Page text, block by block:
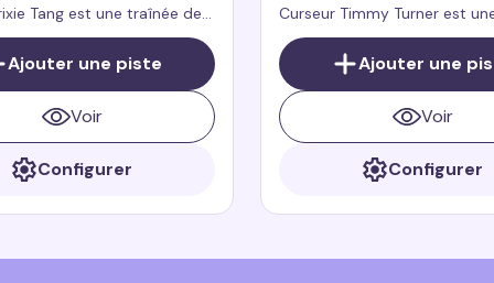
Tang est une traînée de
souris qui ajoute du style,
et une touche de
votre navigateur, inspirée
du dessin animé culte.
Ajouter une piste
Voir
Configurer
Curseur Timmy Turner est
de curseur pour souris qui
énergie, amusement et
navigateur
Ajouter une
Voir
Configurer